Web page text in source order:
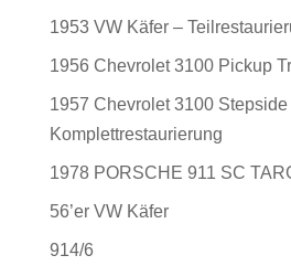
1953 VW Käfer –
1956 Chevrolet 3100 Pickup
1957 Chevrolet 3100
Komplettrestaurierung
1978 PORSCHE 911 SC
56’er VW Käfer
914/6